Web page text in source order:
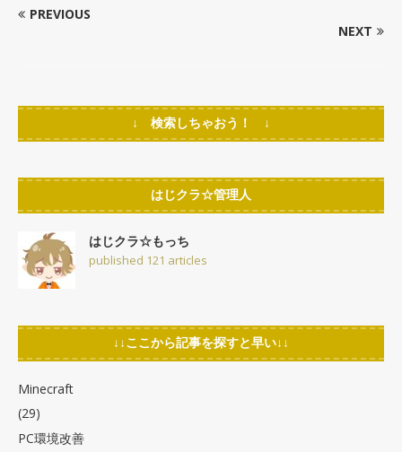
PREVIOUS
NEXT
↓ 検索しちゃおう！ ↓
はじクラ☆管理人
はじクラ☆もっち
published 121 articles
↓↓ここから記事を探すと早い↓↓
Minecraft
(29)
PC環境改善